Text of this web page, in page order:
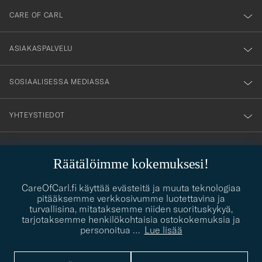
Räätälöimme kokemuksesi!
CareOfCarl.fi käyttää evästeitä ja muuta teknologiaa
pitääksemme verkkosivumme luotettavina ja
turvallisina, mitataksemme niiden suorituskykyä,
tarjotaksemme henkilökohtaisia ostokokemuksia ja
personoitua … Lue lisää
till
vårt
nyhetsbrev!
CARE OF CARL
ASIAKASPALVELU
SOSIAALISESSA MEDIASSA
YHTEYSTIEDOT
contact@careofcarl.com
PUKEUTUMISNEUVONTA
Kaipaatko apua oman tyylisi löytämiseen? Me autamme sinua
mielellämme!
PUKEUTUMISNEUVONTA